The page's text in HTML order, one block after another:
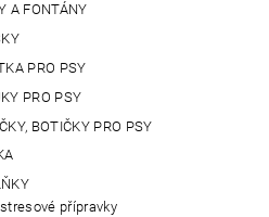
A FONTÁNY
PRO PSY
PRO PSY
BOTIČKY PRO PSY
přípravky